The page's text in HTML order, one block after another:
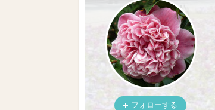
フォローする